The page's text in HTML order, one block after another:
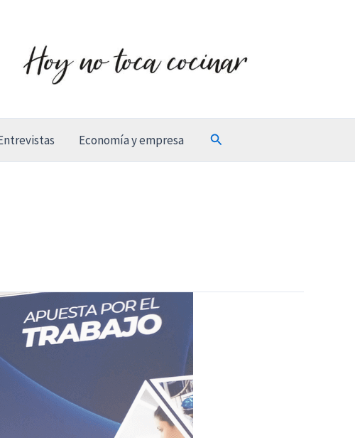
Economía y empresa Buscar